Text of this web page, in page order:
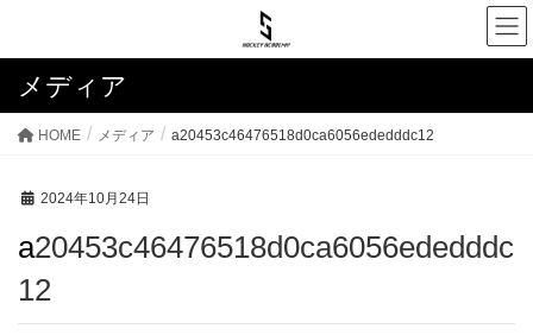
メディア
HOME メディア a20453c46476518d0ca6056ededddc12
2024年10月24日
a20453c46476518d0ca6056ededddc
12